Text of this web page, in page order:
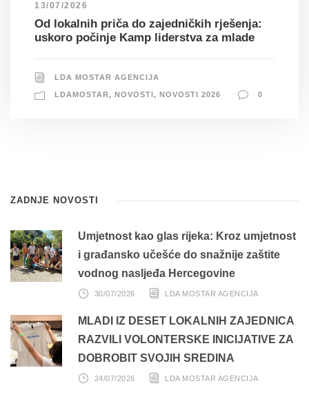
13/07/2026
Od lokalnih priča do zajedničkih rješenja:
uskoro počinje Kamp liderstva za mlade
LDA MOSTAR AGENCIJA
LDAMOSTAR, NOVOSTI , NOVOSTI 2026 0
ZADNJE NOVOSTI
Umjetnost kao glas rijeka: Kroz umjetnost
i građansko učešće do snažnije zaštite
vodnog nasljeđa Hercegovine
30/07/2026 LDA MOSTAR AGENCIJA
MLADI IZ DESET LOKALNIH ZAJEDNICA
RAZVILI VOLONTERSKE INICIJATIVE ZA
DOBROBIT SVOJIH SREDINA
24/07/2026 LDA MOSTAR AGENCIJA